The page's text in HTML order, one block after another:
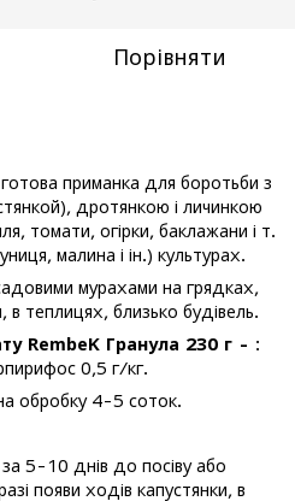
Порівняти
приманка для боротьби з
дротянкою і личинкою
томати, огірки, баклажани і т.
малина і ін.) культурах.
мурахами на грядках,
в теплицях, близько будівель.
RembeK Гранула 230 г - :
0,5 г/кг.
обробку 4-5 соток.
5-10 днів до посіву або
появи ходів капустянки, в